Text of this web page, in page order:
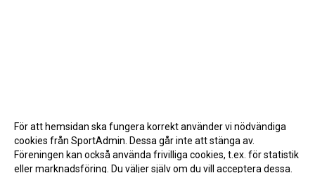
För att hemsidan ska fungera korrekt använder vi nödvändiga
cookies från SportAdmin. Dessa går inte att stänga av.
Föreningen kan också använda frivilliga cookies, t.ex. för statistik
eller marknadsföring. Du väljer själv om du vill acceptera dessa.